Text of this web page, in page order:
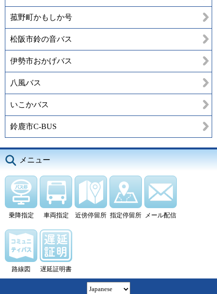
菰野町かもしか号
松阪市鈴の音バス
伊勢市おかげバス
八風バス
いこかバス
鈴鹿市C-BUS
メニュー
乗降指定 車両指定 近傍停留所 指定停留所 メール配信
路線図 遅延証明書